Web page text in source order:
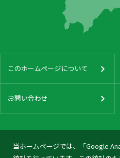
当ホームページでは、「Google
このホームページについて
お問い合わせ